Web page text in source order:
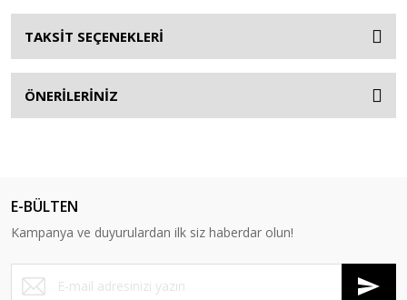
TAKSİT SEÇENEKLERİ
ÖNERİLERİNİZ
E-BÜLTEN
Kampanya ve duyurulardan ilk siz haberdar olun!